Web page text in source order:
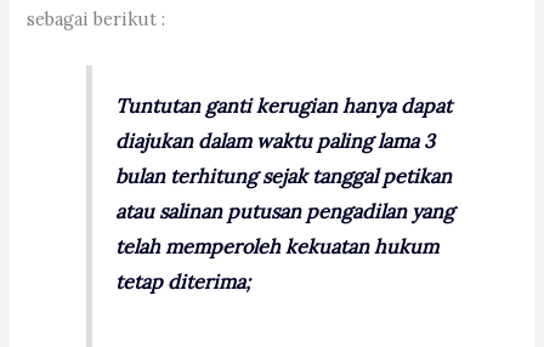
sebagai berikut :
Tuntutan ganti kerugian hanya dapat
diajukan dalam waktu paling lama 3
bulan terhitung sejak tanggal petikan
atau salinan putusan pengadilan yang
telah memperoleh kekuatan hukum
tetap diterima;